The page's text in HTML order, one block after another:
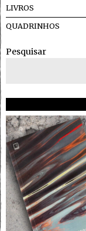
LIVROS
QUADRINHOS
Pesquisar